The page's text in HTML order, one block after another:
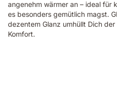
angenehm wärmer an – ideal für
es besonders gemütlich magst.
dezentem Glanz umhüllt Dich
Komfort.